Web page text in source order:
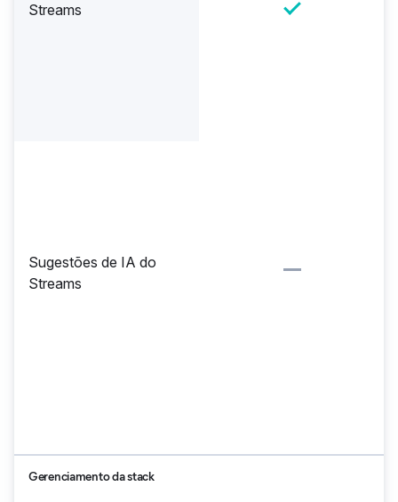
Streams
Sugestões de IA do
Streams
Gerenciamento da stack